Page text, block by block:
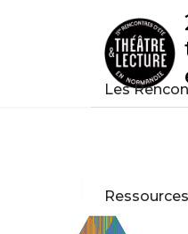
Les
Ressources